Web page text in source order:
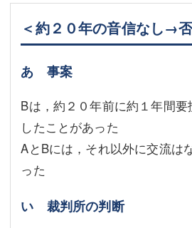
＜約２０年の音信なし→
あ 事案
Bは，約２０年前に約１年間
したことがあった
AとBには，それ以外に交流は
った
い 裁判所の判断